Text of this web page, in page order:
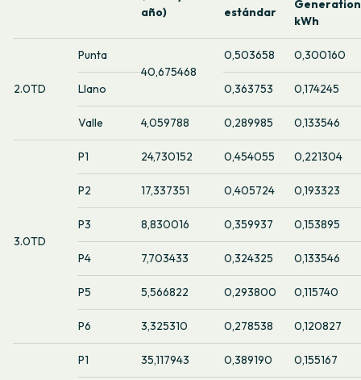
año)
estándar
Generation
kWh
2.0TD
Punta
40,675468
0,503658 0,300160
Llano 0,363753 0,174245
Valle 4,059788 0,289985 0,133546
3.0TD
P1 24,730152 0,454055 0,221304
P2 17,337351 0,405724 0,193323
P3 8,830016 0,359937 0,153895
P4 7,703433 0,324325 0,133546
P5 5,566822 0,293800 0,115740
P6 3,325310 0,278538 0,120827
P1 35,117943 0,389190 0,155167